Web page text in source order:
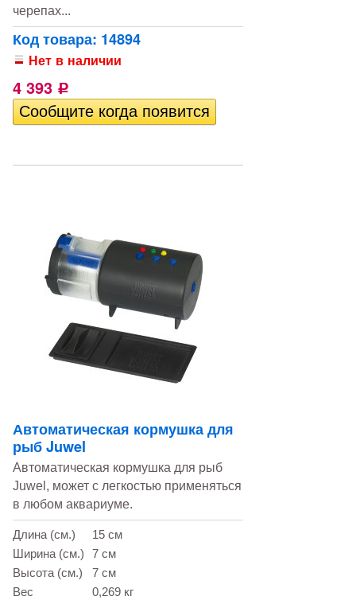
черепах...
Код товара: 14894
Нет в наличии
4 393 Р
Автоматическая кормушка для
рыб Juwel
Автоматическая кормушка для рыб
Juwel, может с легкостью применяться
в любом аквариуме.
Длина (см.)
15 см
Ширина (см.)
7 см
Высота (см.)
7 см
Вес
0,269 кг